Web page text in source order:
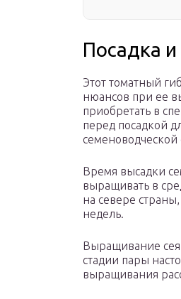
Посадка и
Этот томатный
нюансов при ее
приобретать в
перед посадкой
Время высадки
выращивать в
на севере
недель.
Выращивание
стадии пары
выращивания